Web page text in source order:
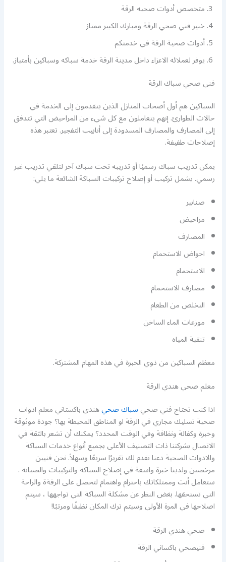
متخصص أدوات صحيه الرقة
خبير فني صحي الرقة ومبارك الكبير ممتاز
أدوات صحية الرقة في خدمتكم
يوفر لعملائه الاعزاء داخل مدينة الرقة خدمة سباكه وسباكين بأمتياز.
فني صحي سباك الرقة
السباكين هم أول أصحاب المنازل الذين يتقدمون إلى الخدمة في
حالات الطوارئ. إنهم يتعاملون مع كل شيء من المراحيض التي تتدفق
إلى المصارف والمصارف المسدودة إلى أنابيب التفجير. تعتبر هذه
إصلاحات طفيفة.
يمكن تدريب سباك رسميًا أو تدريبه تحت سباك آخر لتلقي تدريب غير
رسمي. يشمل تركيب أو إصلاح تركيبات السباكة الشائعة ما يلي:
صنابير
مراحيض
المصارف
احواض الاستحمام
الاستحمام
مصارف الاستحمام
التخلص من الطعام
موزعات الماء الساخن
تنقية المياه
معظم السباكين من ذوي الخبرة في هذه المهام المشتركة.
معلم صحي هندي الرقة
اذا كنت تحتاج فني صحيسباك صحيهندي باكستاني معلم ادوات
صحية تسليك مجاري في الرقة او المناطق المحيطة بها؟ جودة موثوقة
وخبرة وكفالة ونظافة وفي الوقت المحدد؟ يمكنك أن تشعر بالثقة في
الاتصال بشركتنا ذات التصنيف الأعلى بجميع أنواع خدمات السباكة
والادوات الصحية دعنا نقدم لك تقريرًا سريعًا وسهلاً. نحن فنيين
مرخصين ولدينا خبرة واسعة في إصلاح السباكة والتركيبات والصيانة .
ستعامل أنت وممتلكاتك باحترام واهتمام لتحصل على الرقةة والراحة
التي تستحقها. بغض النظر عن مشكلة السباكة التي تواجهها ، سيتم
اصلاحها في المرة الأولى وسيتم ترك المكان نظيفًا ومرتبًا!
صحي هندي الرقة
فنيصحي باكساني الرقة